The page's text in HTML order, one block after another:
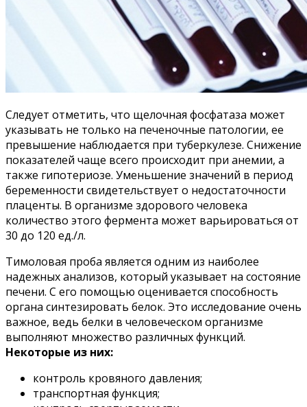
Следует отметить, что щелочная фосфатаза может
указывать не только на печеночные патологии, ее
превышение наблюдается при туберкулезе. Снижение
показателей чаще всего происходит при анемии, а
также гипотериозе. Уменьшение значений в период
беременности свидетельствует о недостаточности
плаценты. В организме здорового человека
количество этого фермента может варьироваться от
30 до 120 ед./л.
Тимоловая проба является одним из наиболее
надежных анализов, который указывает на состояние
печени. С его помощью оценивается способность
органа синтезировать белок. Это исследование очень
важное, ведь белки в человеческом организме
выполняют множество различных функций.
Некоторые из них:
контроль кровяного давления;
транспортная функция;